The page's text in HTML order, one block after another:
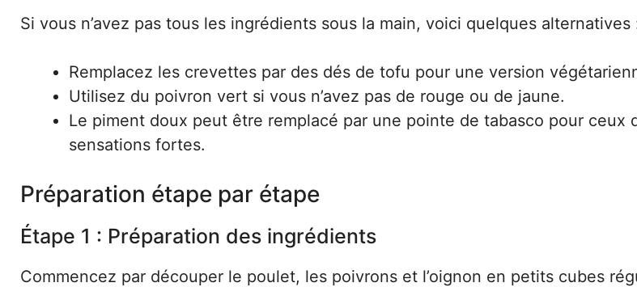
Si vous n’avez pas tous les ingrédients sous la main, voici quelques alternatives
Remplacez les crevettes par des dés de tofu pour une version
Utilisez du poivron vert si vous n’avez pas de rouge ou de jaune.
Le piment doux peut être remplacé par une pointe de tabasco pour ceux
sensations fortes.
Préparation étape par étape
Étape 1 : Préparation des ingrédients
Commencez par découper le poulet, les poivrons et l’oignon en petits cubes